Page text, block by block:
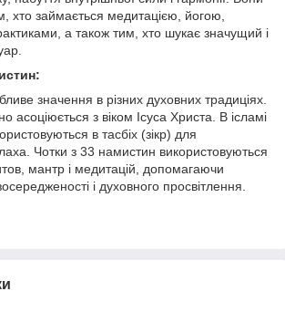
хто займається медитацією, йогою,
а також тим, хто шукає значущий і
значення в різних духовних традиціях.
асоціюється з віком Ісуса Христа. В ісламі
в тасбіх (зікр) для
Чотки з 33 намистин використовуються
мантр і медитацій, допомагаючи
і духовного просвітлення.